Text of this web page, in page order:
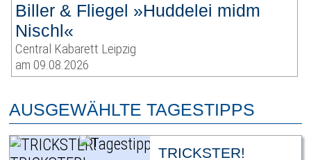
Biller & Fliegel »Huddelei midm
Nischl«
Central Kabarett Leipzig
am 09.08.2026
AUSGEWÄHLTE TAGESTIPPS
TRICKSTER!